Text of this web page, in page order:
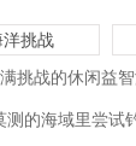
洋挑战
挑战的休闲益
的海域里尝试